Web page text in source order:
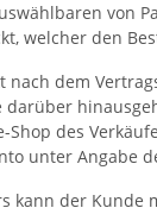
von
welcher den
dem
des
unter Angabe
der